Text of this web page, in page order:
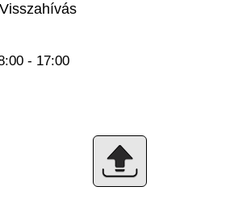
Visszahívás
- 17:00